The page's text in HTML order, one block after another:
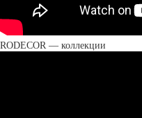
RODECOR — коллекции